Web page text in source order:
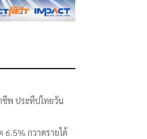
ชีพ ประทีปไทยวัน
6.5% กวาดรายได้